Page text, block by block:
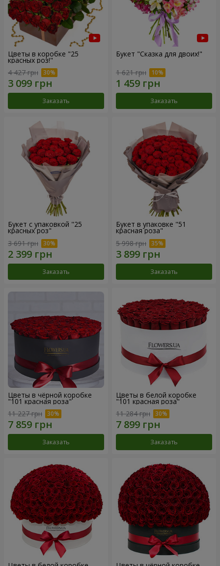
Цветы в коробке "25
красных роз!"
4 427 грн
Заказать
Букет "Сказка для двоих!"
1 621 грн
Заказать
Букет с упаковкой "25
красных роз"
3 691 грн
Заказать
Букет в упаковке "51
красная роза"
5 998 грн
Заказать
Цветы в чёрной коробке
"101 красная роза"
11 227 грн
Заказать
Цветы в белой коробке
"101 красная роза"
11 284 грн
Заказать